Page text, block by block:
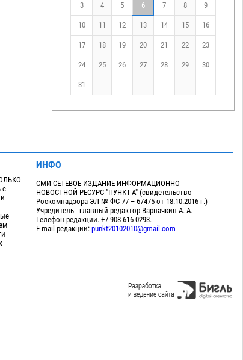
3 4 5 6 7 8 9
10 11 12 13 14 15 16
17 18 19 20 21 22 23
24 25 26 27 28 29 30
31
с
ИНФО
СМИ СЕТЕВОЕ ИЗДАНИЕ ИНФОРМАЦИОННО-
НОВОСТНОЙ РЕСУРС "ПУНКТ-А" (свидетельство
Роскомнадзора ЭЛ № ФС 77 – 67475 от 18.10.2016 г.)
Учредитель - главный редактор Варначкин А. А.
Телефон редакции. +7-908-616-0293.
E-mail редакции: punkt20102010@gmail.com